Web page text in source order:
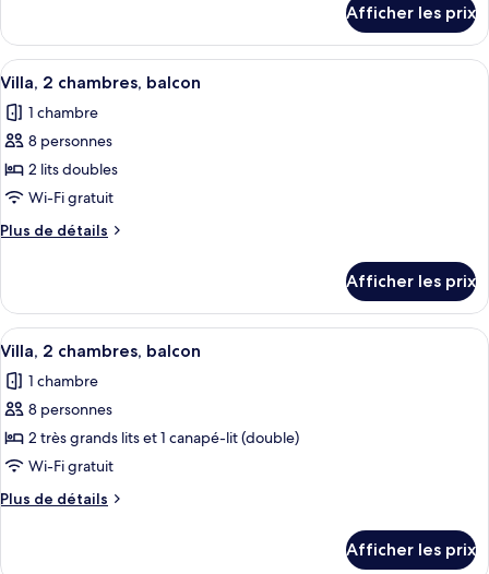
Chambre
double,
1
chambre,
non-
fumeur,
balcon
Chambre
double,
1
non-
fumeur,
Afficher les prix
Afficher
toutes
les
photos
pour
ce
type
de
Villa,
2
chambres,
balcon
Une chambre d’hôtel avec une
11
Villa, 2 chambres, balcon
1 chambre
8 personnes
2 lits doubles
Wi-Fi gratuit
Plus de détails
Plus
Villa,
chambres,
Afficher les prix
Afficher
toutes
les
photos
pour
ce
type
de
Villa,
Une chambre d’hôtel avec une
13
Villa, 2 chambres, balcon
1 chambre
8 personnes
2 très grands lits et 1 canapé-lit (double)
Wi-Fi gratuit
Plus de détails
Plus
Afficher les prix